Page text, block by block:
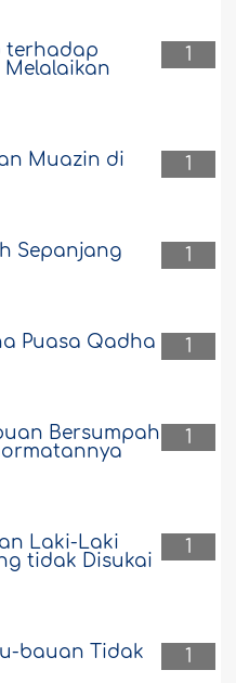
1
terhadap
1
Muazin di
1
Sepanjang
1
Puasa Qadha
1
Bersumpah
1
Laki-Laki
tidak Disukai
1
bauan Tidak